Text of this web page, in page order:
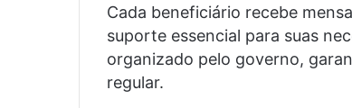
Cada beneficiário recebe
suporte essencial para suas
organizado pelo governo,
regular.